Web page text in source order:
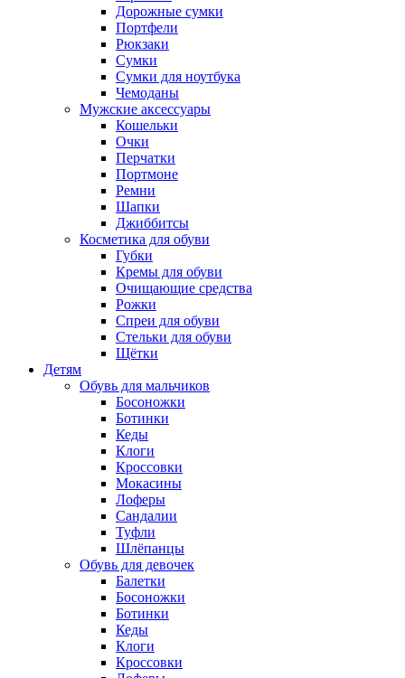
Дорожные сумки
Портфели
Рюкзаки
Сумки
Сумки для ноутбука
Чемоданы
Мужские аксессуары
Кошельки
Очки
Перчатки
Портмоне
Ремни
Шапки
Джиббитсы
Косметика для обуви
Губки
Кремы для обуви
Очищающие средства
Рожки
Спреи для обуви
Стельки для обуви
Щётки
Детям
Обувь для мальчиков
Босоножки
Ботинки
Кеды
Клоги
Кроссовки
Мокасины
Лоферы
Сандалии
Туфли
Шлёпанцы
Обувь для девочек
Балетки
Босоножки
Ботинки
Кеды
Клоги
Кроссовки